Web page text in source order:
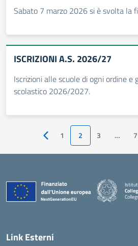
Sabato 7 marzo 2026 si è svolta la
ISCRIZIONI A.S. 2026/27
Iscrizioni alle scuole di ogni ordine e
scolastico 2026/2027.
Pagina precedente
1 2 3 … 7
Link Esterni